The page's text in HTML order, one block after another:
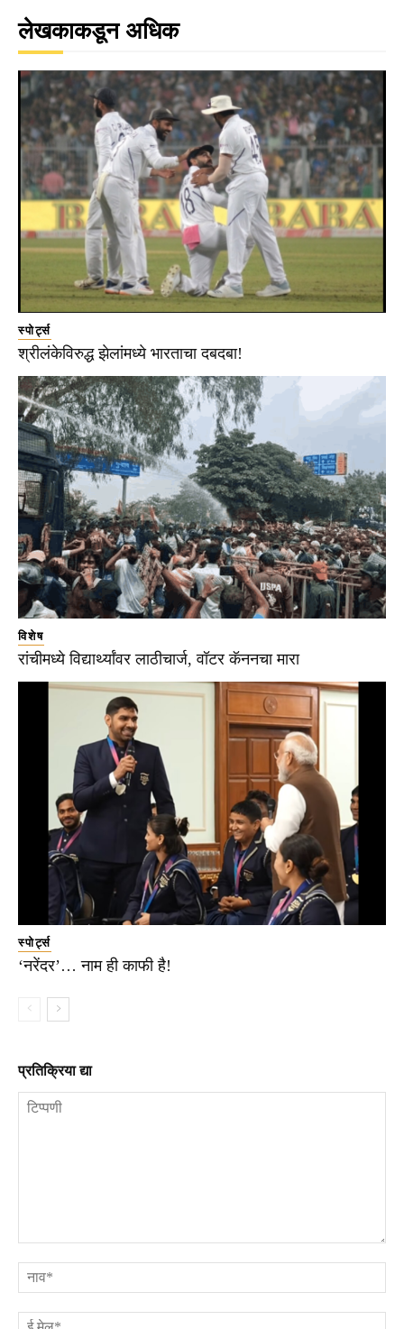
लेखकाकडून अधिक
स्पोर्ट्स
श्रीलंकेविरुद्ध झेलांमध्ये भारताचा दबदबा!
विशेष
रांचीमध्ये विद्यार्थ्यांवर लाठीचार्ज, वॉटर कॅननचा मारा
स्पोर्ट्स
‘नरेंदर’… नाम ही काफी है!
प्रतिक्रिया द्या